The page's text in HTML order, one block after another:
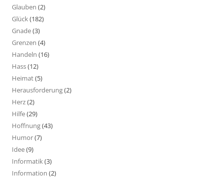
Glauben (2)
Glück(182)
Gnade(3)
Grenzen (4)
Handeln (16)
Hass(12)
Heimat(5)
Herausforderung(2)
Herz(2)
Hilfe(29)
Hoffnung(43)
Humor(7)
Idee(9)
Informatik(3)
Information (2)